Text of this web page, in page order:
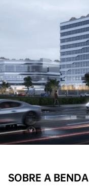
SOBRE A BENDA